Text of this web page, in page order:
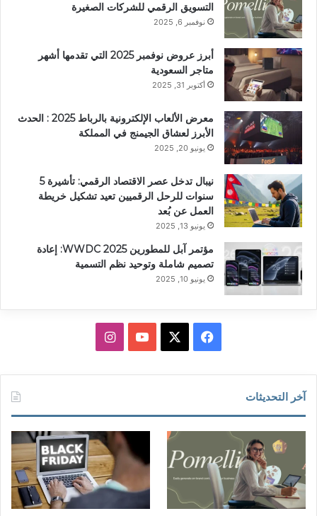
التسويق الرقمي للشركات الصغيرة
نوفمبر 6, 2025
أبرز عروض نوفمبر 2025 التي تقدمها أشهر
متاجر السعودية
أكتوبر 31, 2025
معرض الألعاب الإلكترونية بالرباط 2025 : الحدث
الأبرز لعشاق الجيمنج في المملكة
يونيو 20, 2025
نيبال تدخل عصر الاقتصاد الرقمي: تأشيرة 5
سنوات للرحل الرقميين تعيد تشكيل خريطة
العمل عن بُعد
يونيو 13, 2025
مؤتمر آبل للمطورين WWDC 2025: إعادة
تصميم شاملة وتوحيد نظم التسمية
يونيو 10, 2025
فيسبوك ‫YouTubeانستقرام
آخر التحديثات